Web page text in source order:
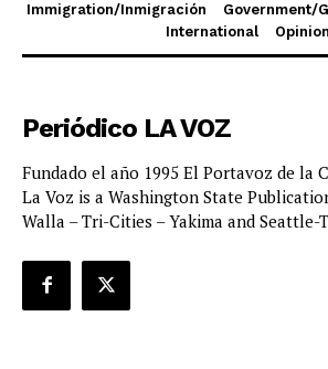
Immigration/Inmigración
Government/
International
Opinion
Periódico LA VOZ
Fundado el año 1995 El Portavoz de la
La Voz is a Washington State
Walla – Tri-Cities – Yakima and Seattle-